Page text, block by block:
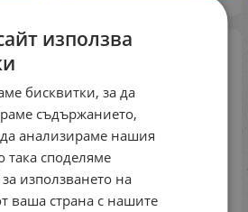
НОВ ПРОДУКТ
използва
бисквитки, за да
съдържанието,
анализираме нашия
споделяме
използването на
ваша страна с нашите